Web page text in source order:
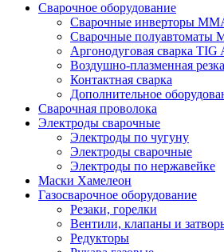
Сварочное оборудование
Сварочные инверторы
Сварочные полуавтоматы
Аргонодуговая сварка TIG
Воздушно-плазменная
Контактная сварка
Дополнительное
Сварочная проволока
Электроды сварочные
Электроды по чугуну
Электроды сварочные
Электроды по нержавейке
Маски Хамелеон
Газосварочное оборудование
Резаки, горелки
Вентили, клапаны и
Редукторы